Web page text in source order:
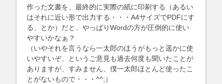
作った文書を、最終的に実際の紙に印刷する（あるい
はそれに近い形で出力する・・・A4サイズでPDFにす
る、とか）だと、やっぱりWordの方が圧倒的に使い
やすいかなぁ？
（いやそれを言うなら一太郎のほうがもっと遥かに使
いやすいぞ、というご意見も過去何度も聞いたことが
ありますが、すみません、僕一太郎ほとんど使ったこ
とがないもので・・・^^;）